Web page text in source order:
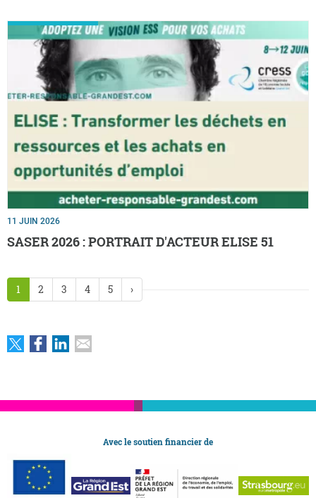
11 JUIN 2026
SASER 2026 : PORTRAIT D'ACTEUR ELISE 51
1 2 3 4 5 ›
Avec le soutien financier de